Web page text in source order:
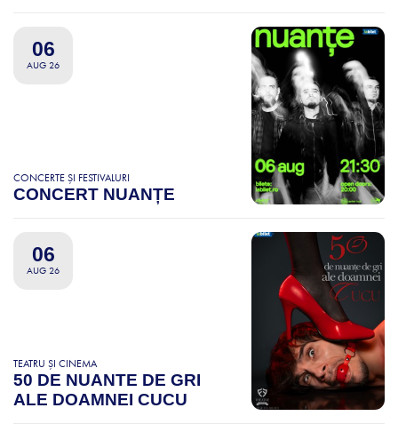
06
AUG 26
CONCERTE ȘI FESTIVALURI
CONCERT NUANȚE
06
AUG 26
TEATRU ȘI CINEMA
50 DE NUANTE DE GRI
ALE DOAMNEI CUCU